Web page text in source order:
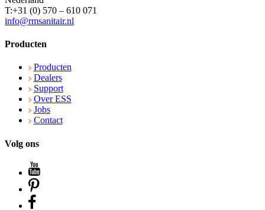
T:+31 (0) 570 – 610 071
info@rmsanitair.nl
Producten
Producten
Dealers
Support
Over ESS
Jobs
Contact
Volg ons